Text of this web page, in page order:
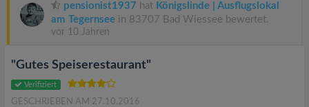
pensionist1937 hat Königslinde | Ausflugslokal
am Tegernsee in 83707 Bad Wiessee bewertet.
vor 10 Jahren
"Gutes Speiserestaurant"
Verifiziert
GESCHRIEBEN AM 27.10.2016
g
t